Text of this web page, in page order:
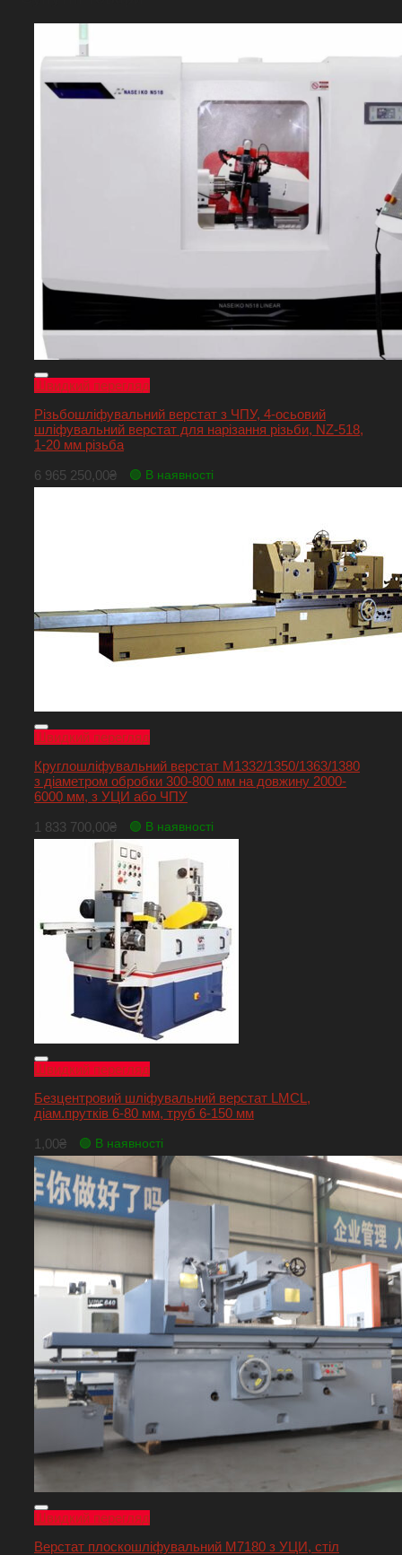
Швидкий перегляд
Різьбошліфувальний верстат з ЧПУ, 4-осьовий
шліфувальний верстат для нарізання різьби, NZ-518,
1-20 мм різьба
6 965 250,00₴ 🟢 В наявності
Швидкий перегляд
Круглошліфувальний верстат M1332/1350/1363/1380
з діаметром обробки 300-800 мм на довжину 2000-
6000 мм, з УЦИ або ЧПУ
1 833 700,00₴ 🟢 В наявності
Швидкий перегляд
Безцентровий шліфувальний верстат LMCL,
діам.прутків 6-80 мм, труб 6-150 мм
1,00₴ 🟢 В наявності
Швидкий перегляд
Верстат плоскошліфувальний M7180 з УЦИ, стіл